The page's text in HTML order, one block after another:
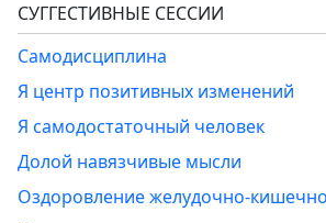
СУГГЕСТИВНЫЕ СЕССИИ
Самодисциплина
Я центр позитивных изменений
Я самодостаточный человек
Долой навязчивые мысли
Оздоровление желудочно-